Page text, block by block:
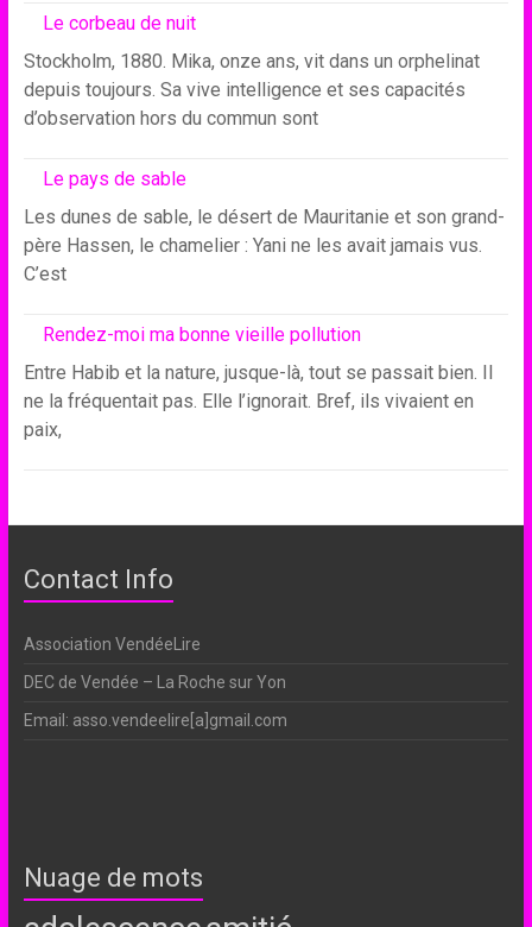
Le corbeau de nuit
Stockholm, 1880. Mika, onze ans, vit dans un orphelinat
depuis toujours. Sa vive intelligence et ses capacités
d’observation hors du commun sont
Le pays de sable
Les dunes de sable, le désert de Mauritanie et son grand-
père Hassen, le chamelier : Yani ne les avait jamais vus.
C’est
Rendez-moi ma bonne vieille pollution
Entre Habib et la nature, jusque-là, tout se passait bien. Il
ne la fréquentait pas. Elle l’ignorait. Bref, ils vivaient en
paix,
Contact Info
Association VendéeLire
DEC de Vendée – La Roche sur Yon
Email: asso.vendeelire[a]gmail.com
Nuage de mots